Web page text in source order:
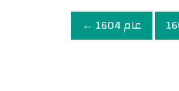
عام 1604 ←